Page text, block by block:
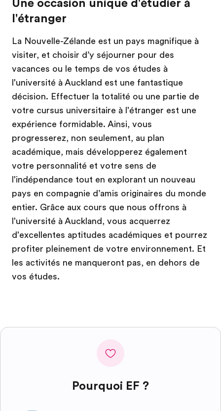
Une occasion unique d'étudier à
l'étranger
La Nouvelle-Zélande est un pays magnifique à
visiter, et choisir d’y séjourner pour des
vacances ou le temps de vos études à
l'université à Auckland est une fantastique
décision. Effectuer la totalité ou une partie de
votre cursus universitaire à l'étranger est une
expérience formidable. Ainsi, vous
progresserez, non seulement, au plan
académique, mais développerez également
votre personnalité et votre sens de
l'indépendance tout en explorant un nouveau
pays en compagnie d’amis originaires du monde
entier. Grâce aux cours que nous offrons à
l'université à Auckland, vous acquerrez
d'excellentes aptitudes académiques et pourrez
profiter pleinement de votre environnement. Et
les activités ne manqueront pas, en dehors de
vos études.
Pourquoi EF ?